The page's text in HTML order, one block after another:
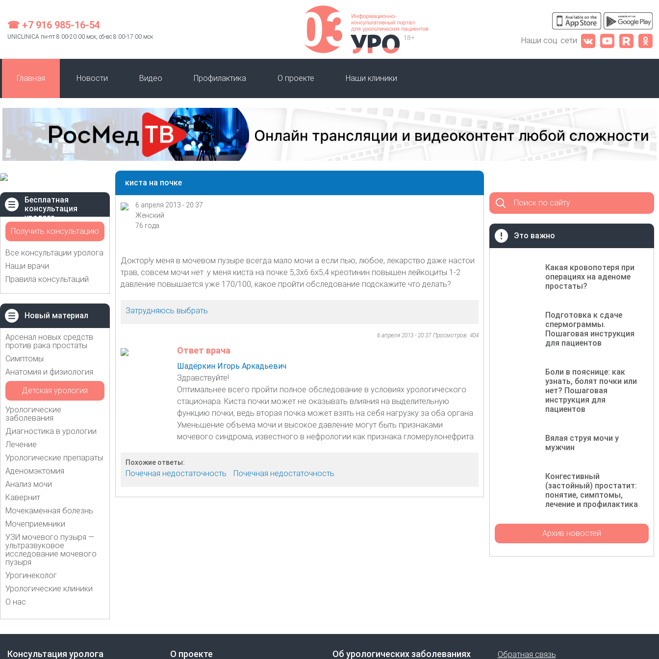
☎ +7 916 985-16-54
UNICLINICA пн-пт 8:00-20:00 мск, сб-вс 8:00-17:00 мск Наши соц. сети
Главная Новости Видео Профилактика О проекте Наши клиники
Бесплатная
консультация
уролога
Получить консультацию
Все консультации уролога
Наши врачи
Правила консультаций
Новый материал
Арсенал новых средств
против рака простаты
Симптомы
Анатомия и физиология
Детская урология
Урологические
заболевания
Диагностика в урологии
Лечение
Урологические препараты
Аденомэктомия
Анализ мочи
Кавернит
Мочекаменная болезнь
Мочеприемники
УЗИ мочевого пузыря —
ультразвуковое
исследование мочевого
пузыря
Урогинеколог
Урологические клиники
О нас
киста на почке
6 апреля 2013 - 20:37
Женский
76 года
Доктор!у меня в мочевом пузыре всегда мало мочи а если пью, любое, лекарство даже настои
трав, совсем мочи нет .у меня киста на почке 5,3х6 6х5,4 креотинин повышен лейкоциты 1-2
давление повышается уже 170/100, какое пройти обследование подскажите что делать?
Затрудняюсь выбрать
6 апреля 2013 - 20:37 Просмотров: 404
Ответ врача
Шадёркин Игорь Аркадьевич
Здравствуйте!
Оптимальнее всего пройти полное обследование в условиях урологического
стационара. Киста почки может не оказывать влияния на выделительную
функцию почки, ведь вторая почка может взять на себя нагрузку за оба органа.
Уменьшение объема мочи и высокое давление могут быть признаками
мочевого синдрома, известного в нефрологии как признака гломерулонефрита.
Похожие ответы:
Почечная недостаточность Почечная недостаточность
Поиск по сайту
Это важно
Какая кровопотеря при
операциях на аденоме
простаты?
Подготовка к сдаче
спермограммы.
Пошаговая инструкция
для пациентов
Боли в пояснице: как
узнать, болят почки или
нет? Пошаговая
инструкция для
пациентов
Вялая струя мочи у
мужчин
Конгестивный
(застойный) простатит:
понятие, симптомы,
лечение и профилактика
Архив новостей
Консультация уролога О проекте Об урологических заболеваниях Обратная связь